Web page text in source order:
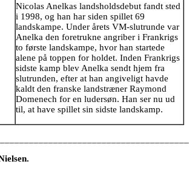
Nicolas Anelkas landsholdsdebut fandt sted
i 1998, og han har siden spillet 69
landskampe. Under årets VM-slutrunde var
Anelka den foretrukne angriber i Frankrigs
to første landskampe, hvor han startede
alene på toppen for holdet. Inden Frankrigs
sidste kamp blev Anelka sendt hjem fra
slutrunden, efter at han angiveligt havde
kaldt den franske landstræner Raymond
Domenech for en ludersøn. Han ser nu ud
til, at have spillet sin sidste landskamp.